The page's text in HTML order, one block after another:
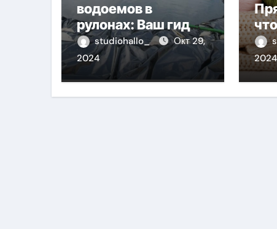
водоемов в
рулонах: Ваш гид
для выбора и
применения
studiohallo_
Окт 29,
2024
2024